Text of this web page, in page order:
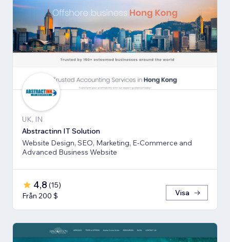
UK, IN
Abstractinn IT Solution
Website Design, SEO, Marketing, E-Commerce and
Advanced Business Website
4,8 (15)
Från 200 $
Visa